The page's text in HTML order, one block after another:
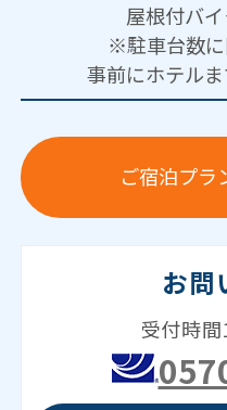
屋根付バイ
※駐車台数に
事前にホテルま
ご宿泊プラ
お問
受付時